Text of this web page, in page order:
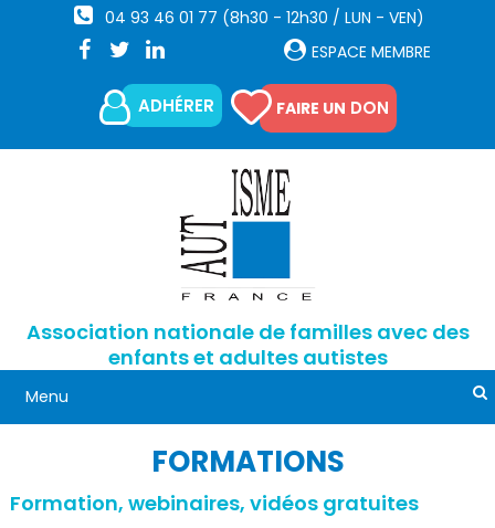
04 93 46 01 77 (8h30 - 12h30 / LUN - VEN)
ESPACE MEMBRE
ADHÉRER FAIRE UN DON
Association nationale de familles avec des
enfants et adultes autistes
FORMATIONS
Formation, webinaires, vidéos gratuites